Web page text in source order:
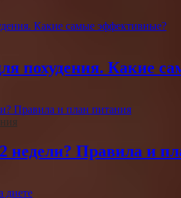
похудения. Какие
недели? Правила и